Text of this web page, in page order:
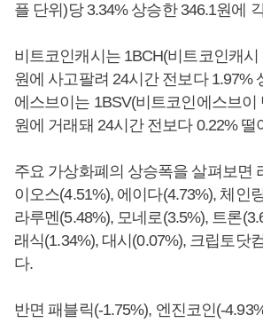
플 단위)당 3.34% 상승한 346.1원에
비트코인캐시는 1BCH(비트코인캐시
원에 사고팔려 24시간 전보다 1.97%
에스브이는 1BSV(비트코인에스브이
원에 거래돼 24시간 전보다 0.22% 떨
주요 가상화폐의 상승폭을 살펴보면
이오스(4.51%), 에이다(4.73%), 체인
라루멘(5.48%), 모네로(3.5%), 트론
래식(1.34%), 대시(0.07%), 크립토닷
다.
반면 패블릭(-1.75%), 엔진코인(-